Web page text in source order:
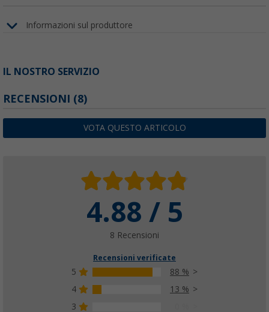
Informazioni sul produttore
IL NOSTRO SERVIZIO
RECENSIONI (8)
VOTA QUESTO ARTICOLO
4.88 / 5
8 Recensioni
Recensioni verificate
5
88 %
4
13 %
3